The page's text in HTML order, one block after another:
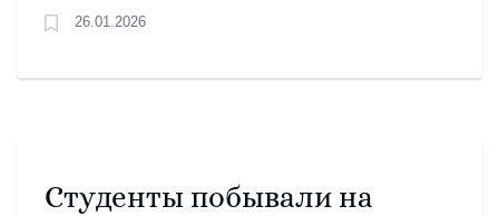
вашем подоконнике и как помочь растениям
26.01.2026
Студенты побывали на